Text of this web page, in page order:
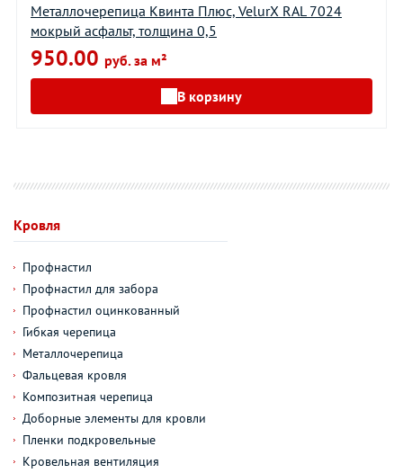
Металлочерепица Квинта Плюс, VelurХ RAL 7024
мокрый асфальт, толщина 0,5
950.00 руб. за м²
В корзину
Кровля
Профнастил
Профнастил для забора
Профнастил оцинкованный
Гибкая черепица
Металлочерепица
Фальцевая кровля
Композитная черепица
Доборные элементы для кровли
Пленки подкровельные
Кровельная вентиляция